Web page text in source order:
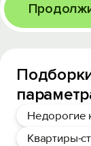
Недорогие
Квартиры-